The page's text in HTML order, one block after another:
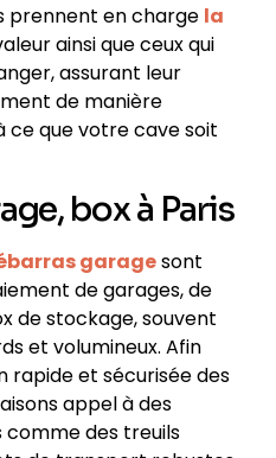
prennent en charge la
ainsi que ceux qui
assurant leur
de manière
ce que votre cave soit
box à Paris
garagesont
de garages, de
de stockage, souvent
et volumineux. Afin
rapide et sécurisée des
appel à des
comme des treuils